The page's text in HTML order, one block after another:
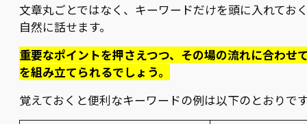
文章丸ごとではなく、キーワードだけを頭に入れてお
自然に話せます。
重要なポイントを押さえつつ、その場の流れに合わせ
を組み立てられるでしょう。
覚えておくと便利なキーワードの例は以下のとおりで